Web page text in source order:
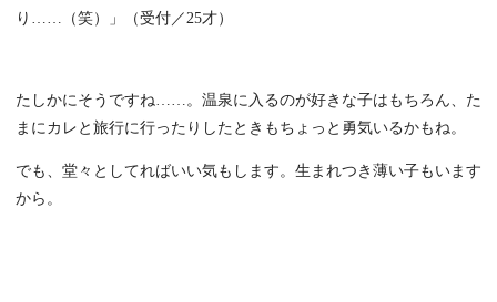
り……（笑）」（受付／25才）
たしかにそうですね……。温泉に入るのが好きな子はもちろん、た
まにカレと旅行に行ったりしたときもちょっと勇気いるかもね。
でも、堂々としてればいい気もします。生まれつき薄い子もいます
から。